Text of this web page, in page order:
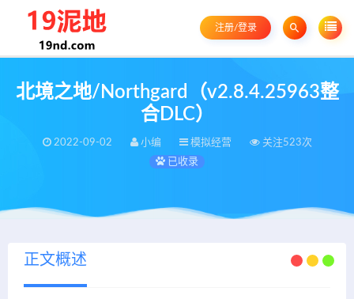
注册/登录
北境之地/Northgard（v2.8.4.25963整
合DLC）
2022-09-02 小编 模拟经营
关注523次
已收录
正文概述